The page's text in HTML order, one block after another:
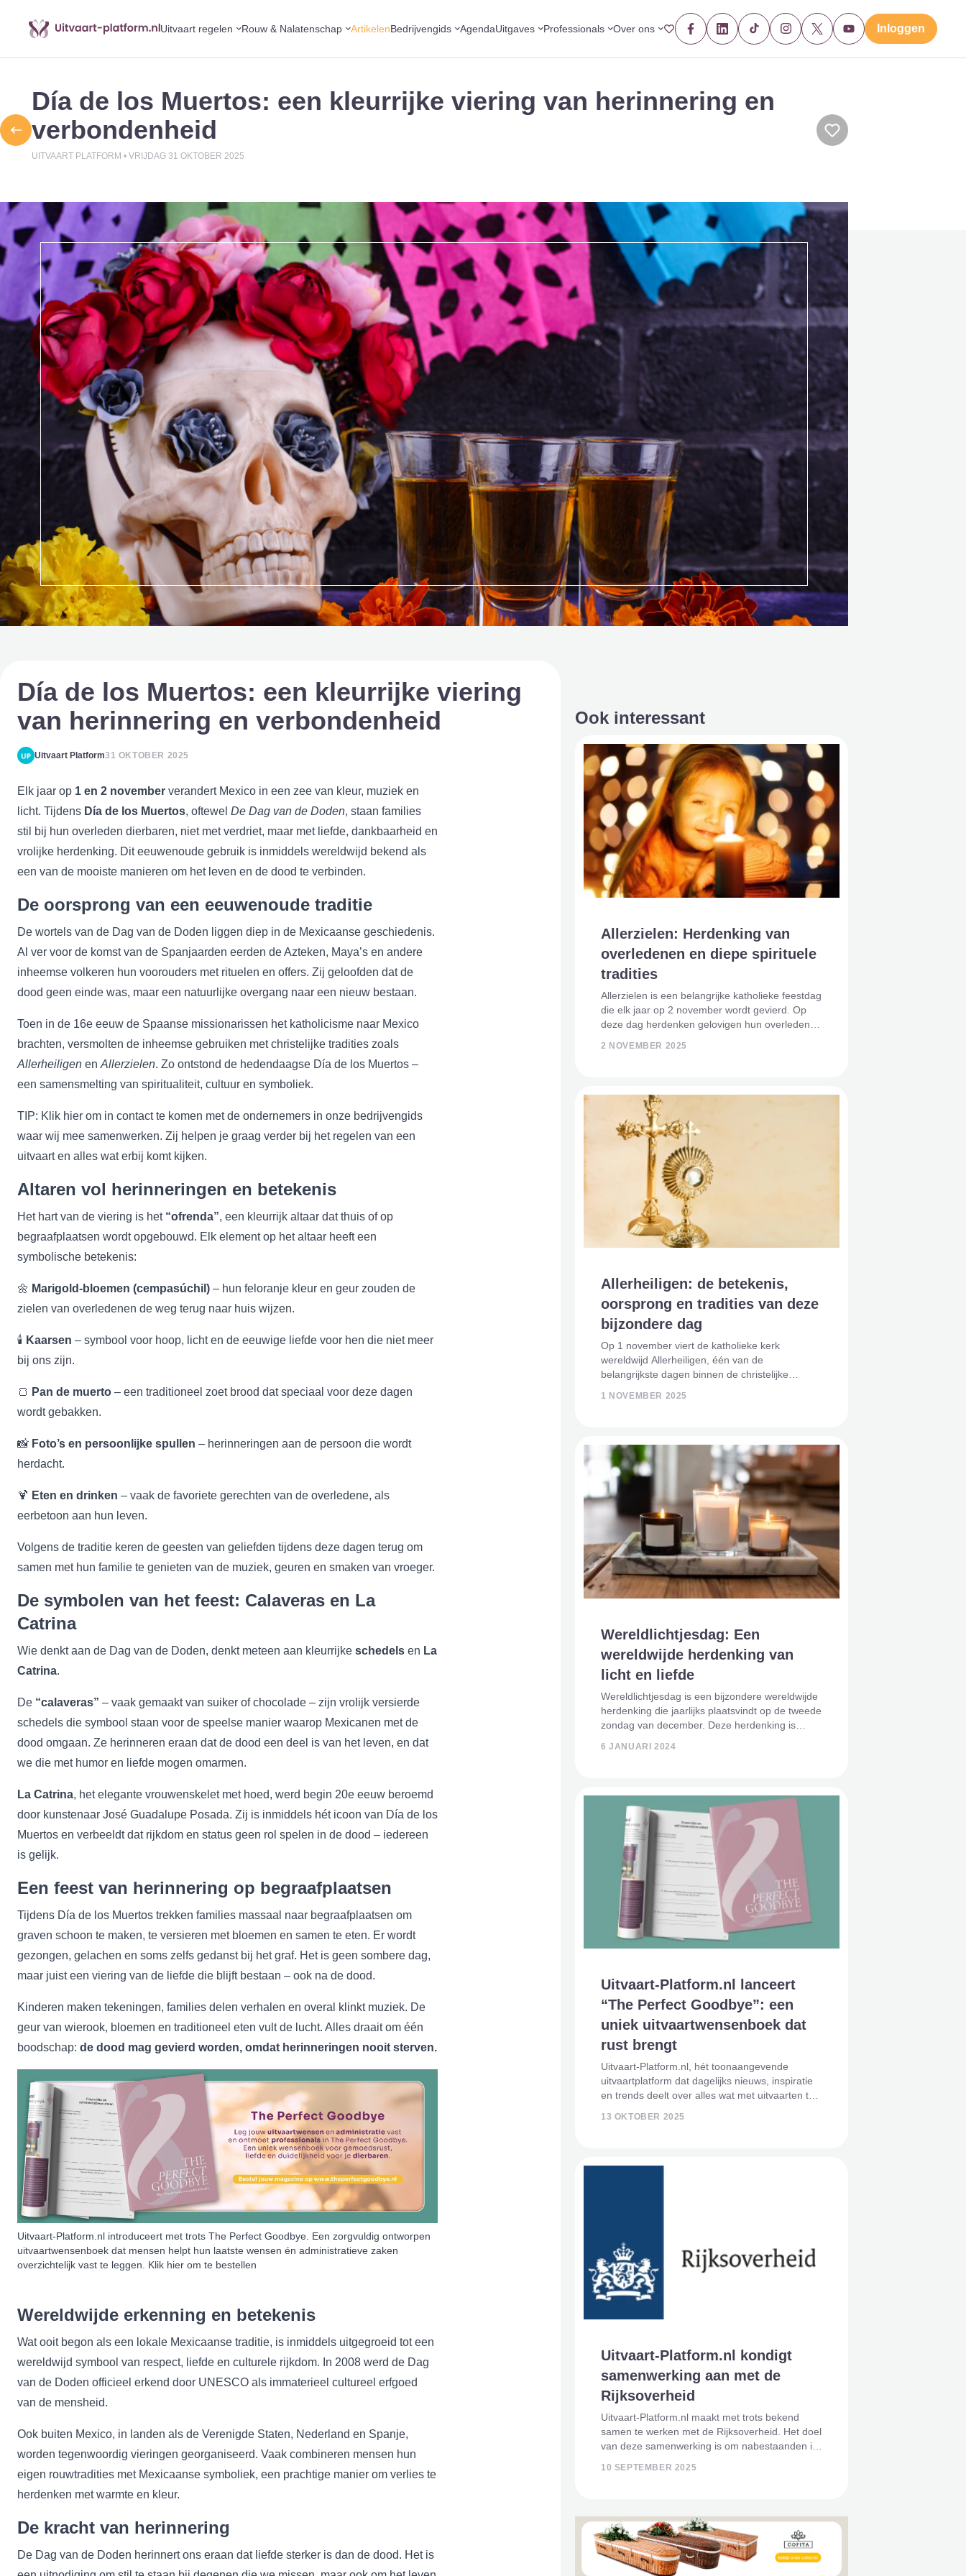
Uitvaart regelen Rouw & Nalatenschap ArtikelenBedrijvengids AgendaUitgaves Professionals Over ons Inloggen
Día de los Muertos: een kleurrijke viering van herinnering en
verbondenheid
UITVAART PLATFORM • VRIJDAG 31 OKTOBER 2025
Día de los Muertos: een kleurrijke viering
van herinnering en verbondenheid
Uitvaart Platform31 OKTOBER 2025
Elk jaar op 1 en 2 november verandert Mexico in een zee van kleur, muziek en
licht. Tijdens Día de los Muertos, oftewel De Dag van de Doden, staan families
stil bij hun overleden dierbaren, niet met verdriet, maar met liefde, dankbaarheid en
vrolijke herdenking. Dit eeuwenoude gebruik is inmiddels wereldwijd bekend als
een van de mooiste manieren om het leven en de dood te verbinden.
De oorsprong van een eeuwenoude traditie
De wortels van de Dag van de Doden liggen diep in de Mexicaanse geschiedenis.
Al ver voor de komst van de Spanjaarden eerden de Azteken, Maya’s en andere
inheemse volkeren hun voorouders met rituelen en offers. Zij geloofden dat de
dood geen einde was, maar een natuurlijke overgang naar een nieuw bestaan.
Toen in de 16e eeuw de Spaanse missionarissen het katholicisme naar Mexico
brachten, versmolten de inheemse gebruiken met christelijke tradities zoals
Allerheiligen en Allerzielen. Zo ontstond de hedendaagse Día de los Muertos –
een samensmelting van spiritualiteit, cultuur en symboliek.
TIP: Klik hier om in contact te komen met de ondernemers in onze bedrijvengids
waar wij mee samenwerken. Zij helpen je graag verder bij het regelen van een
uitvaart en alles wat erbij komt kijken.
Altaren vol herinneringen en betekenis
Het hart van de viering is het “ofrenda”, een kleurrijk altaar dat thuis of op
begraafplaatsen wordt opgebouwd. Elk element op het altaar heeft een
symbolische betekenis:
🌼 Marigold-bloemen (cempasúchil) – hun feloranje kleur en geur zouden de
zielen van overledenen de weg terug naar huis wijzen.
🕯️ Kaarsen – symbool voor hoop, licht en de eeuwige liefde voor hen die niet meer
bij ons zijn.
🍞 Pan de muerto – een traditioneel zoet brood dat speciaal voor deze dagen
wordt gebakken.
📸 Foto’s en persoonlijke spullen – herinneringen aan de persoon die wordt
herdacht.
🍹 Eten en drinken – vaak de favoriete gerechten van de overledene, als
eerbetoon aan hun leven.
Volgens de traditie keren de geesten van geliefden tijdens deze dagen terug om
samen met hun familie te genieten van de muziek, geuren en smaken van vroeger.
De symbolen van het feest: Calaveras en La
Catrina
Wie denkt aan de Dag van de Doden, denkt meteen aan kleurrijke schedels en La
Catrina.
De “calaveras” – vaak gemaakt van suiker of chocolade – zijn vrolijk versierde
schedels die symbool staan voor de speelse manier waarop Mexicanen met de
dood omgaan. Ze herinneren eraan dat de dood een deel is van het leven, en dat
we die met humor en liefde mogen omarmen.
La Catrina, het elegante vrouwenskelet met hoed, werd begin 20e eeuw beroemd
door kunstenaar José Guadalupe Posada. Zij is inmiddels hét icoon van Día de los
Muertos en verbeeldt dat rijkdom en status geen rol spelen in de dood – iedereen
is gelijk.
Een feest van herinnering op begraafplaatsen
Tijdens Día de los Muertos trekken families massaal naar begraafplaatsen om
graven schoon te maken, te versieren met bloemen en samen te eten. Er wordt
gezongen, gelachen en soms zelfs gedanst bij het graf. Het is geen sombere dag,
maar juist een viering van de liefde die blijft bestaan – ook na de dood.
Kinderen maken tekeningen, families delen verhalen en overal klinkt muziek. De
geur van wierook, bloemen en traditioneel eten vult de lucht. Alles draait om één
boodschap: de dood mag gevierd worden, omdat herinneringen nooit sterven.
Uitvaart-Platform.nl introduceert met trots The Perfect Goodbye. Een zorgvuldig ontworpen
uitvaartwensenboek dat mensen helpt hun laatste wensen én administratieve zaken
overzichtelijk vast te leggen. Klik hier om te bestellen
Wereldwijde erkenning en betekenis
Wat ooit begon als een lokale Mexicaanse traditie, is inmiddels uitgegroeid tot een
wereldwijd symbool van respect, liefde en culturele rijkdom. In 2008 werd de Dag
van de Doden officieel erkend door UNESCO als immaterieel cultureel erfgoed
van de mensheid.
Ook buiten Mexico, in landen als de Verenigde Staten, Nederland en Spanje,
worden tegenwoordig vieringen georganiseerd. Vaak combineren mensen hun
eigen rouwtradities met Mexicaanse symboliek, een prachtige manier om verlies te
herdenken met warmte en kleur.
De kracht van herinnering
De Dag van de Doden herinnert ons eraan dat liefde sterker is dan de dood. Het is
Ook interessant
Allerzielen: Herdenking van
overledenen en diepe spirituele
tradities
Allerzielen is een belangrijke katholieke feestdag
die elk jaar op 2 november wordt gevierd. Op
deze dag herdenken gelovigen hun overleden
van de overledenen. Deze traditie kent zowel
2 NOVEMBER 2025
Allerheiligen: de betekenis,
oorsprong en tradities van deze
bijzondere dag
Op 1 november viert de katholieke kerk
wereldwijd Allerheiligen, één van de
belangrijkste dagen binnen de christelijke
1 NOVEMBER 2025
Wereldlichtjesdag: Een
wereldwijde herdenking van
licht en liefde
Wereldlichtjesdag is een bijzondere wereldwijde
herdenking die jaarlijks plaatsvindt op de tweede
zondag van december. Deze herdenking is
6 JANUARI 2024
Uitvaart-Platform.nl lanceert
“The Perfect Goodbye”: een
uniek uitvaartwensenboek dat
rust brengt
Uitvaart-Platform.nl, hét toonaangevende
uitvaartplatform dat dagelijks nieuws, inspiratie
en trends deelt over alles wat met uitvaarten te
13 OKTOBER 2025
Uitvaart-Platform.nl kondigt
samenwerking aan met de
Rijksoverheid
Uitvaart-Platform.nl maakt met trots bekend
samen te werken met de Rijksoverheid. Het doel
van deze samenwerking is om nabestaanden in
10 SEPTEMBER 2025